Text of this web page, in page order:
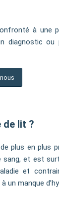
à une
diagnostic
de lit ?
plus en plus
sang, et est
et
un manque